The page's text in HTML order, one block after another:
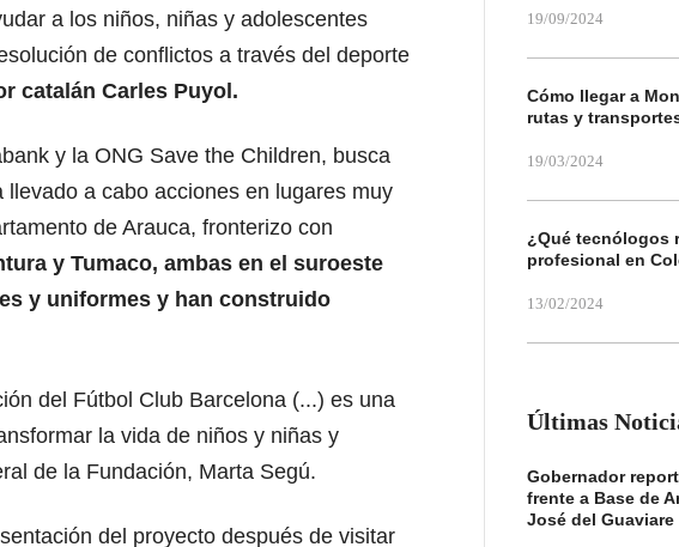
a los niños, niñas y adolescentes
de conflictos a través del deporte
catalán Carles Puyol.
y la ONG Save the Children, busca
a cabo acciones en lugares muy
de Arauca, fronterizo con
y Tumaco, ambas en el suroeste
y uniformes y han construido
del Fútbol Club Barcelona (...) es una
la vida de niños y niñas y
de la Fundación, Marta Segú.
del proyecto después de visitar
19/09/2024
Cómo llegar a
rutas y
19/03/2024
¿Qué tecnólogos
profesional en
13/02/2024
Últimas
Gobernador
frente a Base de
José del Guaviare